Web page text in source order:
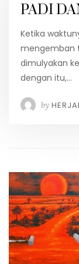
PADI
Ketika
mengemban
dimulyakan
dengan itu,…
by